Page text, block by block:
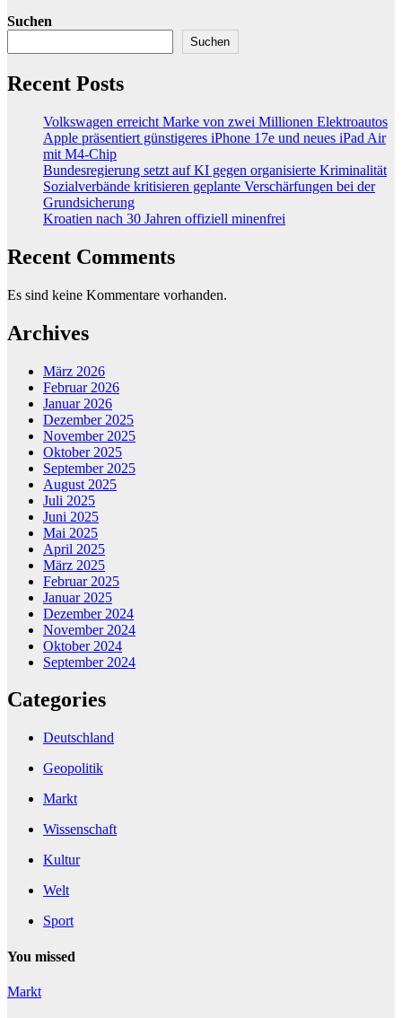
Suchen
Suchen
Recent Posts
Volkswagen erreicht Marke von zwei Millionen Elektroautos
Apple präsentiert günstigeres iPhone 17e und neues iPad Air
mit M4-Chip
Bundesregierung setzt auf KI gegen organisierte Kriminalität
Sozialverbände kritisieren geplante Verschärfungen bei der
Grundsicherung
Kroatien nach 30 Jahren offiziell minenfrei
Recent Comments
Es sind keine Kommentare vorhanden.
Archives
März 2026
Februar 2026
Januar 2026
Dezember 2025
November 2025
Oktober 2025
September 2025
August 2025
Juli 2025
Juni 2025
Mai 2025
April 2025
März 2025
Februar 2025
Januar 2025
Dezember 2024
November 2024
Oktober 2024
September 2024
Categories
Deutschland
Geopolitik
Markt
Wissenschaft
Kultur
Welt
Sport
You missed
Markt